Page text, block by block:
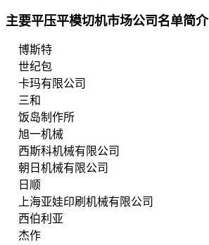
主要平压平模切机市场公司名单简介
博斯特
世纪包
卡玛有限公司
三和
饭岛制作所
旭一机械
西斯科机械有限公司
朝日机械有限公司
日顺
上海亚娃印刷机械有限公司
西伯利亚
杰作